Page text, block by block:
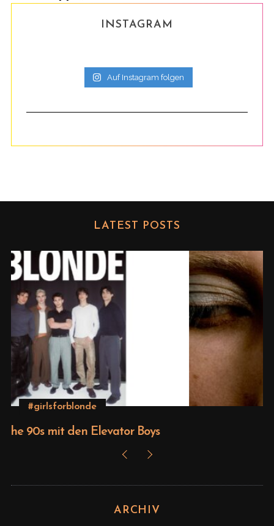
INSTAGRAM
Auf Instagram folgen
LATEST POSTS
Beauty
Editorial – Venus
ARCHIV